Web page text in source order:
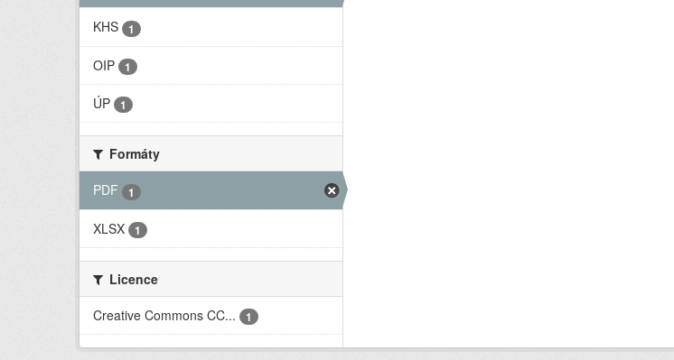
KHS 1
OIP 1
ÚP 1
Formáty
PDF
1
XLSX 1
Licence
Creative Commons CC...
1